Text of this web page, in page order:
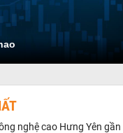
nghệ cao Hưng Yên gần